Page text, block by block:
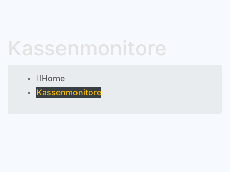
Kassenmonitore
Home
Kassenmonitore